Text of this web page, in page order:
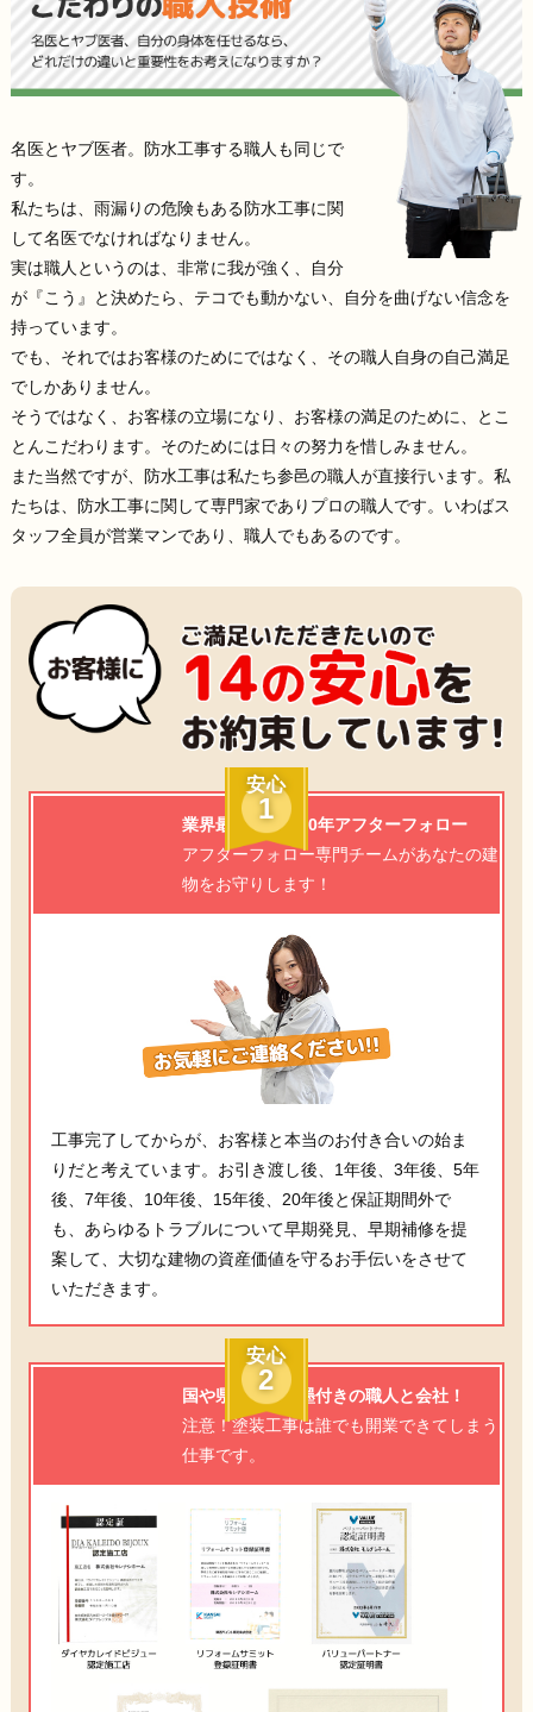
名医とヤブ医者。防水工事する職人も同じで
す。
私たちは、雨漏りの危険もある防水工事に関
して名医でなければなりません。
実は職人というのは、非常に我が強く、自分
が『こう』と決めたら、テコでも動かない、自分を曲げない信念を
持っています。
でも、それではお客様のためにではなく、その職人自身の自己満足
でしかありません。
そうではなく、お客様の立場になり、お客様の満足のために、とこ
とんこだわります。そのためには日々の努力を惜しみません。
また当然ですが、防水工事は私たち参邑の職人が直接行います。私
たちは、防水工事に関して専門家でありプロの職人です。いわばス
タッフ全員が営業マンであり、職人でもあるのです。
安心
1
業界最高水準の20年アフターフォロー
アフターフォロー専門チームがあなたの建
物をお守りします！
工事完了してからが、お客様と本当のお付き合いの始ま
りだと考えています。お引き渡し後、1年後、3年後、5年
後、7年後、10年後、15年後、20年後と保証期間外で
も、あらゆるトラブルについて早期発見、早期補修を提
案して、大切な建物の資産価値を守るお手伝いをさせて
いただきます。
安心
2
国や県からもお墨付きの職人と会社！
注意！塗装工事は誰でも開業できてしまう
仕事です。